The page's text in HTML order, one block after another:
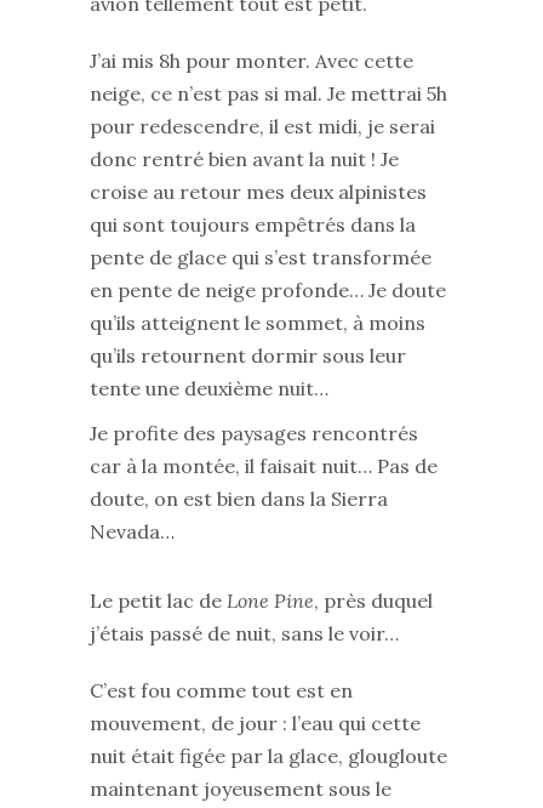
J’ai mis 8h pour monter. Avec cette
neige, ce n’est pas si mal. Je mettrai 5h
pour redescendre, il est midi, je serai
donc rentré bien avant la nuit ! Je
croise au retour mes deux alpinistes
qui sont toujours empêtrés dans la
pente de glace qui s’est transformée
en pente de neige profonde… Je doute
qu’ils atteignent le sommet, à moins
qu’ils retournent dormir sous leur
tente une deuxième nuit…
Je profite des paysages rencontrés
car à la montée, il faisait nuit… Pas de
doute, on est bien dans la Sierra
Nevada…
Le petit lac de Lone Pine, près duquel
j’étais passé de nuit, sans le voir…
C’est fou comme tout est en
mouvement, de jour : l’eau qui cette
nuit était figée par la glace, glougloute
maintenant joyeusement sous le